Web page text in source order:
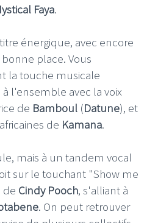
Faya.
énergique, avec encore
place. Vous
la touche musicale
l'ensemble avec la voix
de Bamboul (Datune), et
de Kamana.
mais à un tandem vocal
sur le touchant "Show me
de Cindy Pooch, s'alliant à
. On peut retrouver